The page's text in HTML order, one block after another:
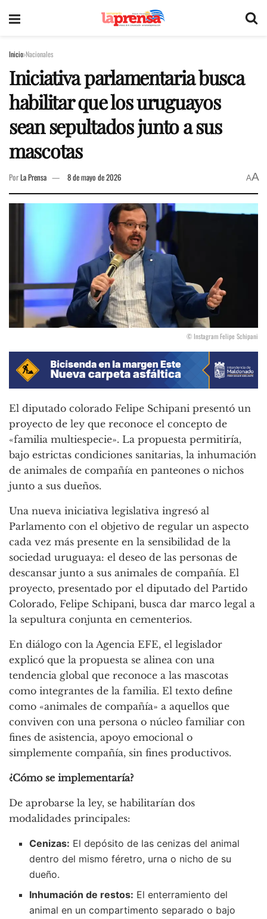
Inicio Nacionales
Iniciativa parlamentaria busca
habilitar que los uruguayos
sean sepultados junto a sus
mascotas
PorLa Prensa 8 de mayo de 2026 AA
© Instagram Felipe Schipani
El diputado colorado Felipe Schipani presentó un
proyecto de ley que reconoce el concepto de
«familia multiespecie». La propuesta permitiría,
bajo estrictas condiciones sanitarias, la inhumación
de animales de compañía en panteones o nichos
junto a sus dueños.
Una nueva iniciativa legislativa ingresó al
Parlamento con el objetivo de regular un aspecto
cada vez más presente en la sensibilidad de la
sociedad uruguaya: el deseo de las personas de
descansar junto a sus animales de compañía. El
proyecto, presentado por el diputado del Partido
Colorado, Felipe Schipani, busca dar marco legal a
la sepultura conjunta en cementerios.
En diálogo con la Agencia EFE, el legislador
explicó que la propuesta se alinea con una
tendencia global que reconoce a las mascotas
como integrantes de la familia. El texto define
como «animales de compañía» a aquellos que
conviven con una persona o núcleo familiar con
fines de asistencia, apoyo emocional o
simplemente compañía, sin fines productivos.
¿Cómo se implementaría?
De aprobarse la ley, se habilitarían dos
modalidades principales:
Cenizas: El depósito de las cenizas del animal
dentro del mismo féretro, urna o nicho de su
dueño.
Inhumación de restos: El enterramiento del
animal en un compartimento separado o bajo